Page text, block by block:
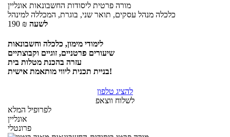
מורה פרטית ליסודות החשבונאות אונליין
כלכלה מנהל עסקים, תואר שני, בוגרת, המכללה למינהל
190 ₪ לשעה
לימודי מימון, כלכלה וחשבונאות
שיעורים פרטניים, זוגיים וקבוצתיים
עזרה בהכנת מטלות בית
בניית תכנית ליווי מותאמת אישית!
להציג טלפון
לשלוח ווצאפ
לפרופיל המלא
אונליין
פרונטלי